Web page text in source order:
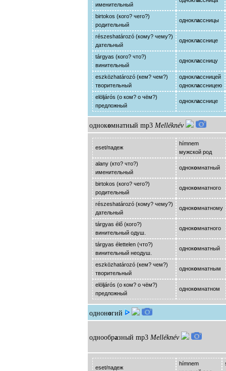
именительный
birtokos (кого? чего?)
родительный
одноклассницы
részeshatározó (кому? чему?)
дательный
однокласснице
tárgyas (кого? что?)
винительный
одноклассницу
eszközhatározó (кем? чем?)
творительный
одноклассницей
одноклассницею
elöljárós (о ком? о чём?)
предложный
однокласснице
однокомнатный mp3 Melléknév
eset/падеж
hímnem
мужской род
alany (кто? что?)
именительный
однокомнатный
birtokos (кого? чего?)
родительный
однокомнатного
részeshatározó (кому? чему?)
дательный
однокомнатному
tárgyas élő (кого?)
винительный одуш.
однокомнатного
tárgyas élettelen (что?)
винительный неодуш.
однокомнатный
eszközhatározó (кем? чем?)
творительный
однокомнатным
elöljárós (о ком? о чём?)
предложный
однокомнатном
одноногий
однообразный mp3 Melléknév
eset/падеж
hímnem